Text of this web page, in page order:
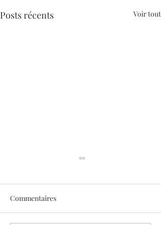
Posts récents Voir tout
Commentaires